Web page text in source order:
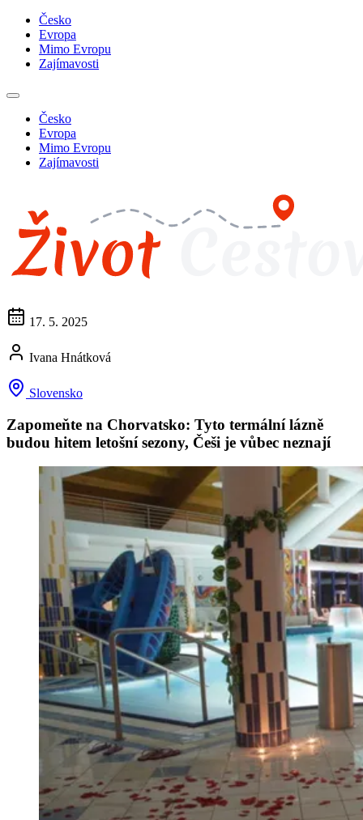
Česko
Evropa
Mimo Evropu
Zajímavosti
Česko
Evropa
Mimo Evropu
Zajímavosti
17. 5. 2025
Ivana Hnátková
Slovensko
Zapomeňte na Chorvatsko: Tyto termální lázně
budou hitem letošní sezony, Češi je vůbec neznají